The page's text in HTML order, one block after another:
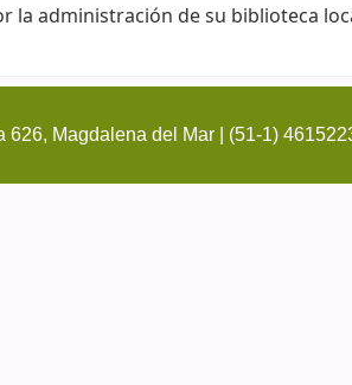
la administración de su biblioteca
Magdalena del Mar | (51-1)